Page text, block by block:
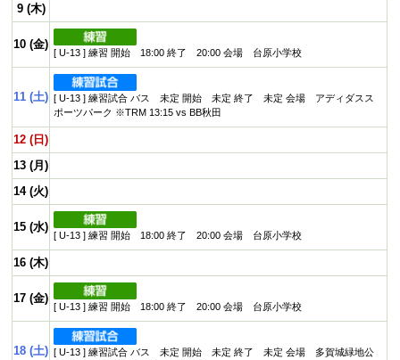
9 (木)
10 (金)
[ U-13 ] 練習 開始 18:00 終了 20:00 会場 台原小学校
11 (土) [ U-13 ] 練習試合 バス 未定 開始 未定 終了 未定 会場 アディダスス
ポーツパーク ※TRM 13:15 vs BB秋田
12 (日)
13 (月)
14 (火)
15 (水)
[ U-13 ] 練習 開始 18:00 終了 20:00 会場 台原小学校
16 (木)
17 (金)
[ U-13 ] 練習 開始 18:00 終了 20:00 会場 台原小学校
18 (土) [ U-13 ] 練習試合 バス 未定 開始 未定 終了 未定 会場 多賀城緑地公